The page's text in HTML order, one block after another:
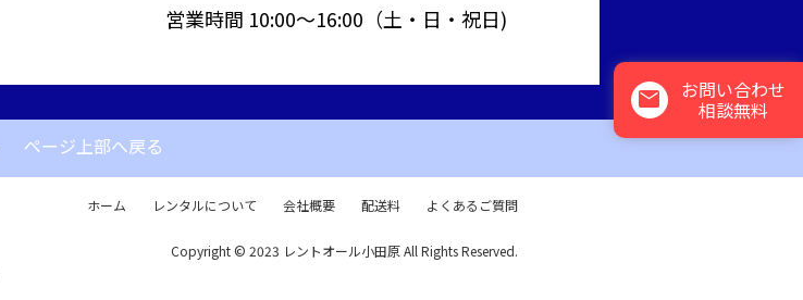
営業時間 10:00～16:00（土・日・祝日)
ページ上部へ戻る
mail お問い合わせ
相談無料
ホーム レンタルについて 会社概要 配送料 よくあるご質問
Copyright © 2023 レントオール小田原 All Rights Reserved.